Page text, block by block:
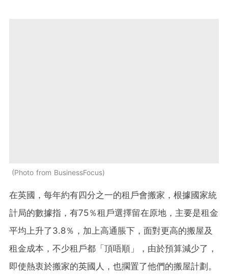
Photo from BusinessFocus
在英國，每年約有四分之一的租戶會搬家，根據國家統
計局的數據指，有75％租戶選擇留在原地，主要是租金
平均上升了3.8％，加上高通脹下，面對更高的搬屋及
租金成本，不少租戶都「頂唔順」，由於預算減少了，
即使熱衷於搬家的英國人，也擱置了他們的搬屋計劃。